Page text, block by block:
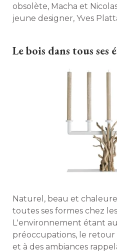
obsolète, Macha et
jeune designer, Yves
Reportage.
Le bois dans tous ses
Naturel, beau et
toutes ses formes chez
L'environnement étant
préoccupations, le
et à des ambiances